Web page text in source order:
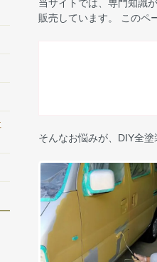
当サイトでは、専門知識
販売しています。 このペ
そんなお悩みが、DIY全塗